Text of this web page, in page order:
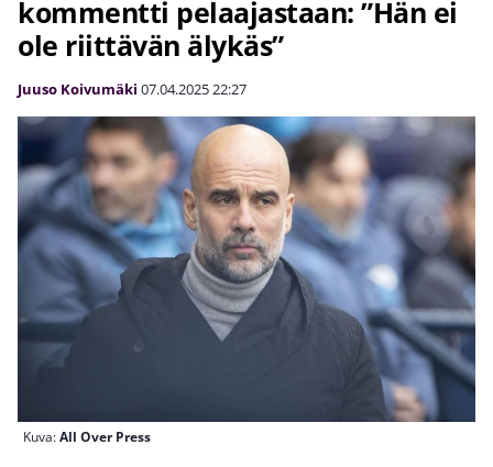
kommentti pelaajastaan: ”Hän ei
ole riittävän älykäs”
Juuso Koivumäki 07.04.202522:27
Kuva:All Over Press